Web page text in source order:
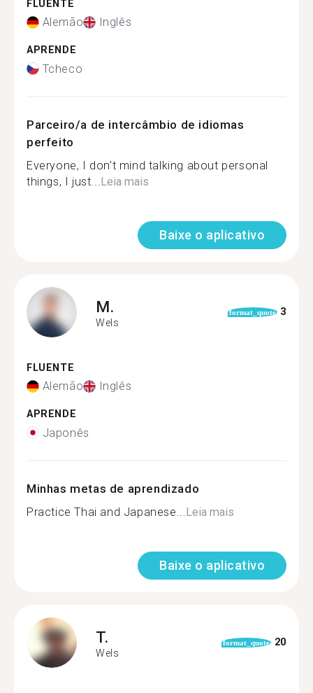
FLUENTE
Alemão Inglês
APRENDE
Tcheco
Parceiro/a de intercâmbio de idiomas
perfeito
Everyone, I don't mind talking about personal
things, I just... Leia mais
Baixe o aplicativo
M.
Wels
format_quote 3
FLUENTE
Alemão Inglês
APRENDE
Japonês
Minhas metas de aprendizado
Practice Thai and Japanese... Leia mais
Baixe o aplicativo
T.
Wels
format_quote 20